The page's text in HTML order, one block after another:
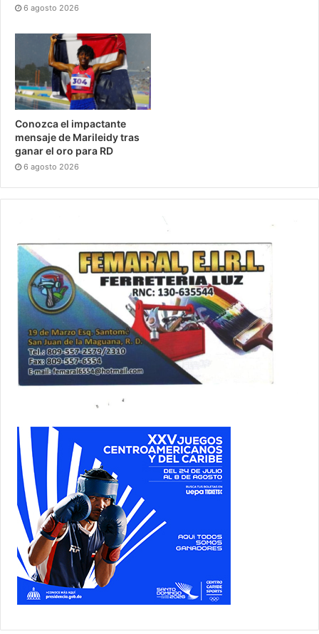
6 agosto 2026
Conozca el impactante
mensaje de Marileidy tras
ganar el oro para RD
6 agosto 2026